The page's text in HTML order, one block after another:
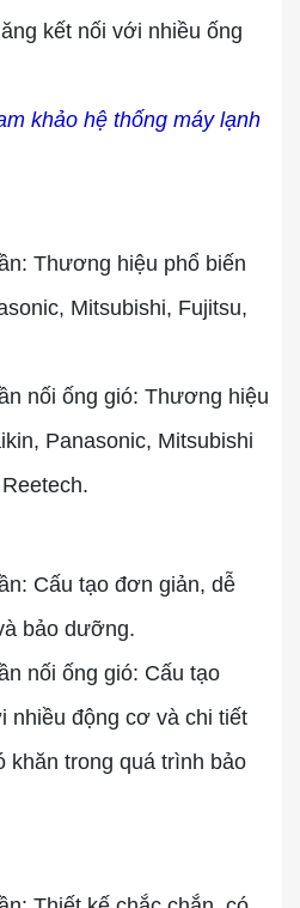
kết nối với nhiều ống
khảo hệ thống máy lạnh
Thương hiệu phổ biến
Mitsubishi, Fujitsu,
nối ống gió: Thương hiệu
Panasonic, Mitsubishi
Cấu tạo đơn giản, dễ
bảo dưỡng.
nối ống gió: Cấu tạo
nhiều động cơ và chi tiết
khăn trong quá trình bảo